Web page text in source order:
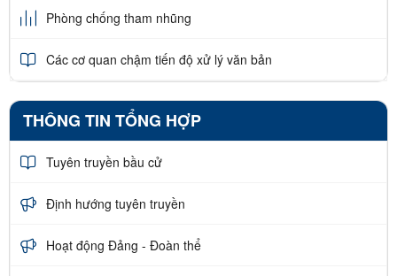
Phòng chống tham nhũng
Các cơ quan chậm tiến độ xử lý văn bản
THÔNG TIN TỔNG HỢP
Tuyên truyền bầu cử
Định hướng tuyên truyền
Hoạt động Đảng - Đoàn thể